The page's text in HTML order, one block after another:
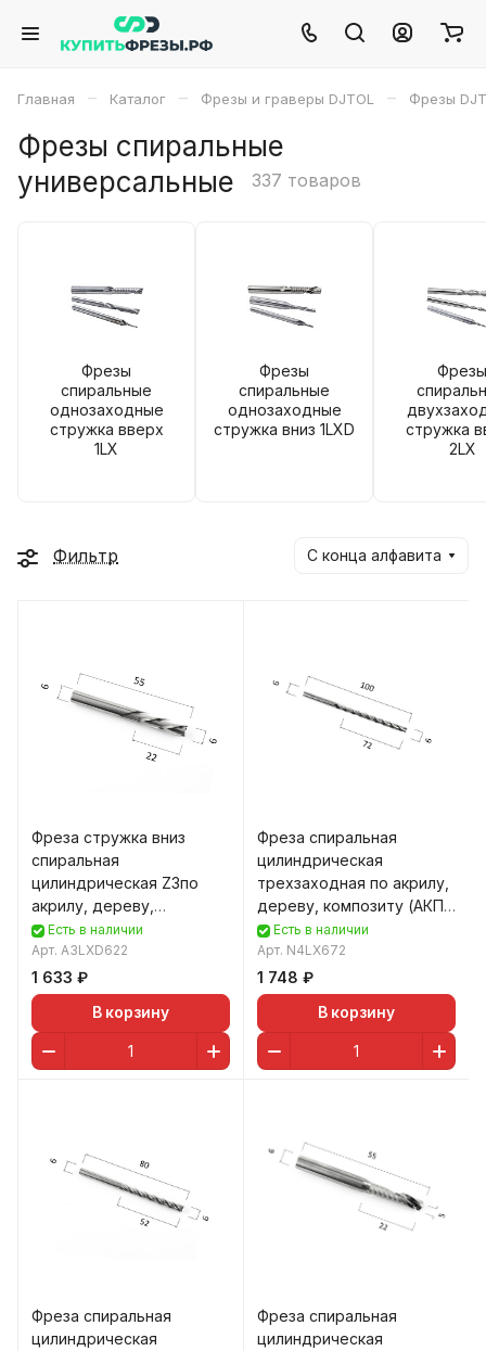
Главная – Каталог – Фрезы и граверы DJTOL – Фрезы
Фрезы спиральные
универсальные
337 товаров
Фрезы
спиральные
однозаходные
стружка вверх
1LX
Фрезы
спиральные
однозаходные
стружка вниз 1LXD
Фрезы
стружка
2LX
Фильтр С конца алфавита
Фреза стружка вниз
спиральная
цилиндрическая Z3по
акрилу, дереву,
композиту (АКП) DJTOL
A3LXD6.22
Есть в наличии
Арт. A3LXD622
1 633 ₽
В корзину
Фреза спиральная
цилиндрическая
трехзаходная по акрилу,
дереву, композиту (АКП)
DJTOL N4LX6.72
Есть в наличии
Арт. N4LX672
1 748 ₽
В корзину
Фреза спиральная
цилиндрическая
Фреза спиральная
цилиндрическая